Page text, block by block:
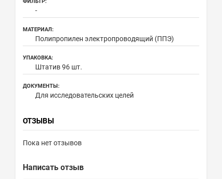
ФИЛЬТР:
-
МАТЕРИАЛ:
Полипропилен электропроводящий (ППЭ)
УПАКОВКА:
Штатив 96 шт.
ДОКУМЕНТЫ:
Для исследовательских целей
ОТЗЫВЫ
Пока нет отзывов
Написать отзыв